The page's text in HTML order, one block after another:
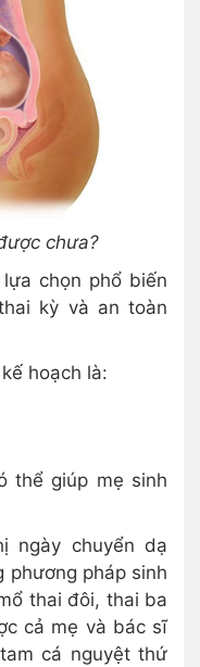
chưa?
chọn phổ biến
kỳ và an toàn
hoạch là:
thể giúp mẹ sinh
ngày chuyển dạ
phương pháp sinh
thai đôi, thai ba
cả mẹ và bác sĩ
cá nguyệt thứ